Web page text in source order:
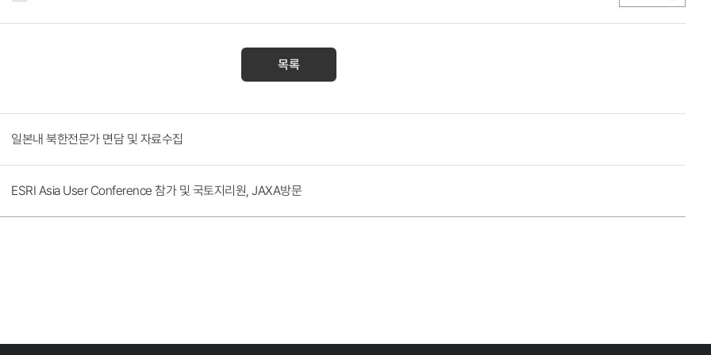
목록
일본내 북한전문가 면담 및 자료수집
ESRI Asia User Conference 참가 및 국토지리원, JAXA방문